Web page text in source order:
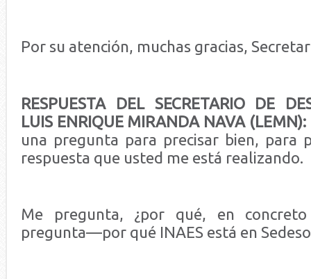
Por su atención, muchas gracias,
RESPUESTA DEL SECRETARIO DE
LUIS ENRIQUE MIRANDA NAVA (LEMN):
una pregunta para precisar bien, para
respuesta que usted me está realizando.
Me pregunta, ¿por qué, en
pregunta—por qué INAES está en